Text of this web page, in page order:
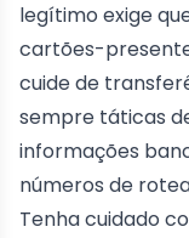
legítimo exige
cartões-
cuide de
sempre táticas
informações
números de
Tenha cuidado